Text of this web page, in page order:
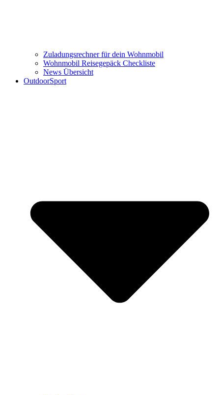
Zuladungsrechner für dein Wohnmobil
Wohnmobil Reisegepäck Checkliste
News Übersicht
OutdoorSport